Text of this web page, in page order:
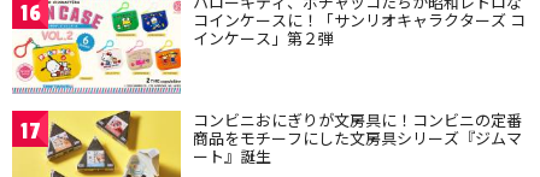
16 コインケースに！「サンリオキャラクターズ コ
インケース」第２弾
17 コンビニおにぎりが文房具に！コンビニの定番
商品をモチーフにした文房具シリーズ『ジムマ
ート』誕生